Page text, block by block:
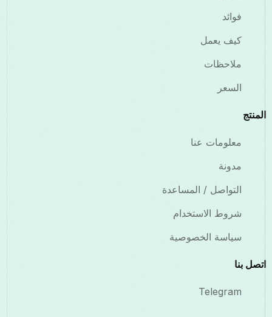
فوائد
كيف يعمل
ملاحظات
السعر
المنتج
معلومات عنا
مدونة
التواصل / المساعدة
شروط الاستخدام
سياسة الخصوصية
اتصل بنا
Telegram